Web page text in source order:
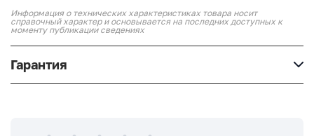
Информация о технических характеристиках товара носит
справочный характер и основывается на последних доступных к
моменту публикации сведениях
Гарантия